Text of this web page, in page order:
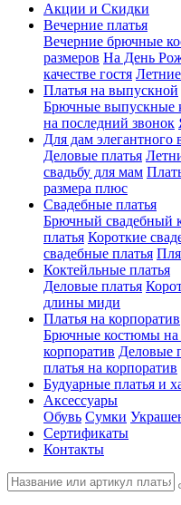
Акции и Скидки
Вечерние платья
Вечерние брючные
размеров На День
качестве гостя
Платья на выпускной
Брючные выпускные
на последний звонок
Для дам элегантного
Деловые платья
свадьбу для мам
размера плюс
Свадебные платья
Брючный свадебный
платья Короткие
свадебные платья
Коктейльные платья
Деловые платья
длины миди
Платья на корпоратив
Брючные костюмы на
корпоратив Деловые
платья на корпоратив
Будуарные платья и
Аксессуары
Обувь Сумки
Сертификаты
Контакты